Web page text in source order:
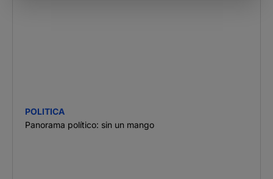
POLITICA
Panorama político: sin un mango